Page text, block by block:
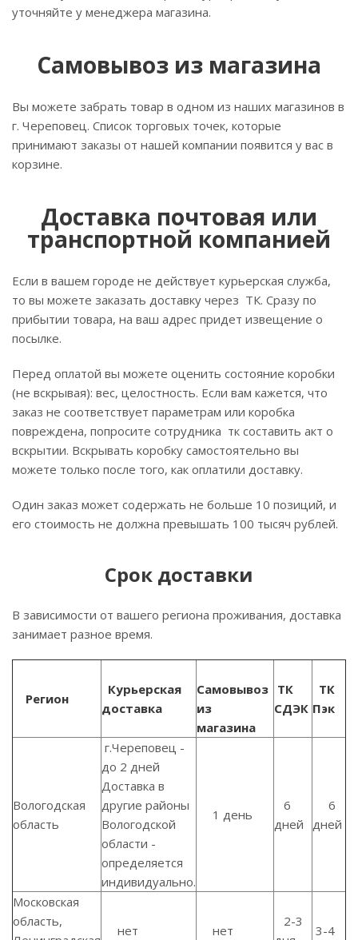
уточняйте у менеджера магазина.
Самовывоз из магазина
Вы можете забрать товар в одном из наших магазинов в
г. Череповец. Список торговых точек, которые
принимают заказы от нашей компании появится у вас в
корзине.
Доставка почтовая или
транспортной компанией
Если в вашем городе не действует курьерская служба,
то вы можете заказать доставку через ТК. Сразу по
прибытии товара, на ваш адрес придет извещение о
посылке.
Перед оплатой вы можете оценить состояние коробки
(не вскрывая): вес, целостность. Если вам кажется, что
заказ не соответствует параметрам или коробка
повреждена, попросите сотрудника тк составить акт о
вскрытии. Вскрывать коробку самостоятельно вы
можете только после того, как оплатили доставку.
Один заказ может содержать не больше 10 позиций, и
его стоимость не должна превышать 100 тысяч рублей.
Срок доставки
В зависимости от вашего региона проживания, доставка
занимает разное время.
Регион
Курьерская
доставка
Самовывоз
из
магазина
ТК
СДЭК
ТК
Пэк
Вологодская
область
г.Череповец -
до 2 дней
Доставка в
другие районы
Вологодской
области -
определяется
индивидуально.
1 день
6
дней
6
дней
Московская
область,
нет нет
2-3
3-4